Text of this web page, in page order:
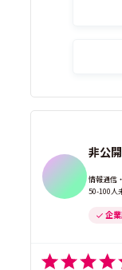
非公
情報通信
50-100人
企